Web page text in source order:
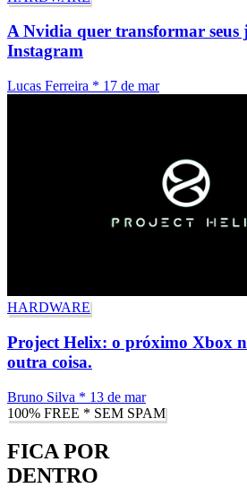
A Nvidia quer transformar seus
Instagram
Lucas Ferreira * 17 de mar
HARDWARE
Project Helix: o próximo Xbox
outra coisa.
Bruno Silva * 13 de mar
100% FREE * SEM SPAM
FICA POR
DENTRO